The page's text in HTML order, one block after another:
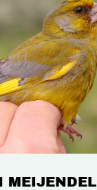
MEIJENDEL